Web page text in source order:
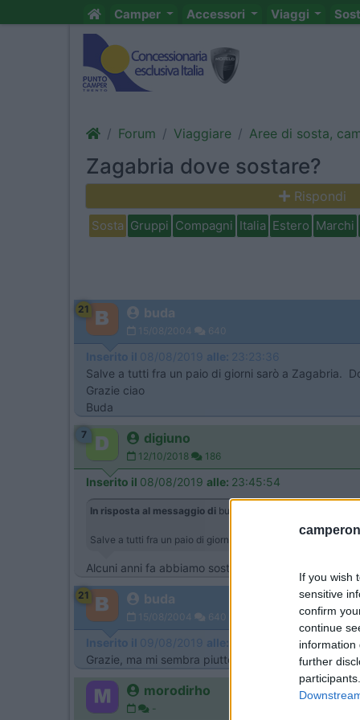
If you wish
sensitive
confirm
continue
information
further
Camper Accessori Viaggi
Forum Viaggiare Aree di sosta,
Zagabria dove sostare?
Rispondi
Sosta Gruppi Compagni Italia Estero Marchi
21 buda
15/08/2004 640
Inserito il 08/08/2019 alle: 23:23:36
Salve a tutti fra un paio di giorni sarò a Zagabria.
Grazie ciao
Buda
7 digiuno
12/10/2018 186
Inserito il 08/08/2019 alle: 23:45:54
In risposta al messaggio di buda
Salve a tutti fra un paio di giorni sarò a Zagabria. Dove mi
Alcuni anni fa abbiamo sostato al Camp Zagreb,
21 buda
15/08/2004 640
Inserito il 09/08/2019 alle:
Grazie, ma mi sembra piuttosto decentrato e
morodirho
-